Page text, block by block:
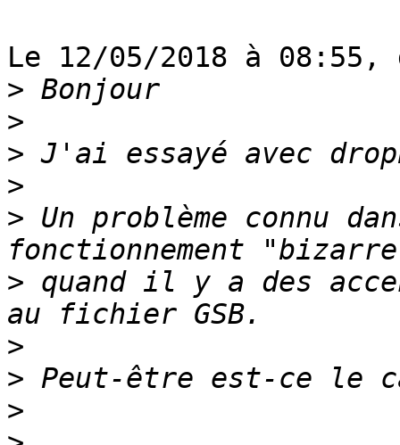
Le 12/05/2018 à
>
>
>
>
> Un problème connu
> quand il y a des
>
>
>